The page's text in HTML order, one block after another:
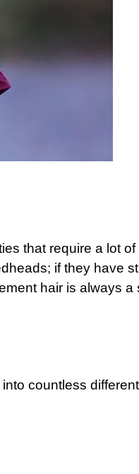
that require a lot
if they have
hair is always a
countless